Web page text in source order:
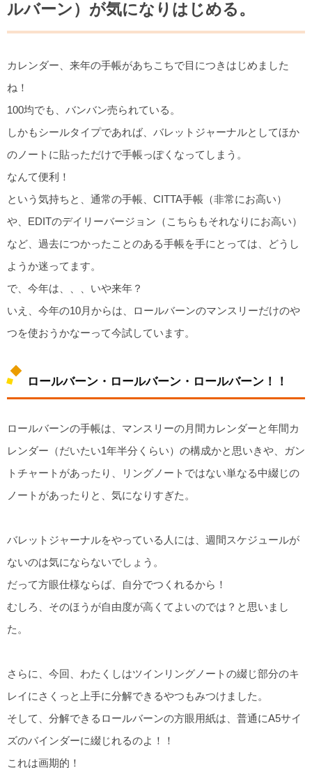
ルバーン）が気になりはじめる。
カレンダー、来年の手帳があちこちで目につきはじめました
ね！
100均でも、バンバン売られている。
しかもシールタイプであれば、バレットジャーナルとしてほか
のノートに貼っただけで手帳っぽくなってしまう。
なんて便利！
という気持ちと、通常の手帳、CITTA手帳（非常にお高い）
や、EDITのデイリーバージョン（こちらもそれなりにお高い）
など、過去につかったことのある手帳を手にとっては、どうし
ようか迷ってます。
で、今年は、、、いや来年？
いえ、今年の10月からは、ロールバーンのマンスリーだけのや
つを使おうかなーって今試しています。
ロールバーン・ロールバーン・ロールバーン！！
ロールバーンの手帳は、マンスリーの月間カレンダーと年間カ
レンダー（だいたい1年半分くらい）の構成かと思いきや、ガン
トチャートがあったり、リングノートではない単なる中綴じの
ノートがあったりと、気になりすぎた。
バレットジャーナルをやっている人には、週間スケジュールが
ないのは気にならないでしょう。
だって方眼仕様ならば、自分でつくれるから！
むしろ、そのほうが自由度が高くてよいのでは？と思いまし
た。
さらに、今回、わたくしはツインリングノートの綴じ部分のキ
レイにさくっと上手に分解できるやつもみつけました。
そして、分解できるロールバーンの方眼用紙は、普通にA5サイ
ズのバインダーに綴じれるのよ！！
これは画期的！